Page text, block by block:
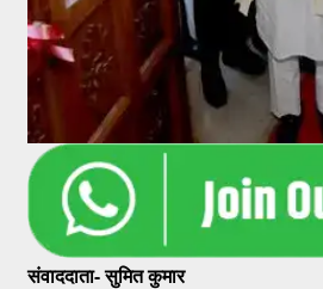
संवाददाता- सुमित कुमार